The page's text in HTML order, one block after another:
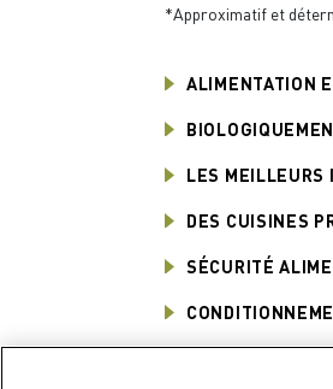
*Approximatif et
ALIMENTATION
LES MEILLEURS
DES CUISINES
SÉCURITÉ